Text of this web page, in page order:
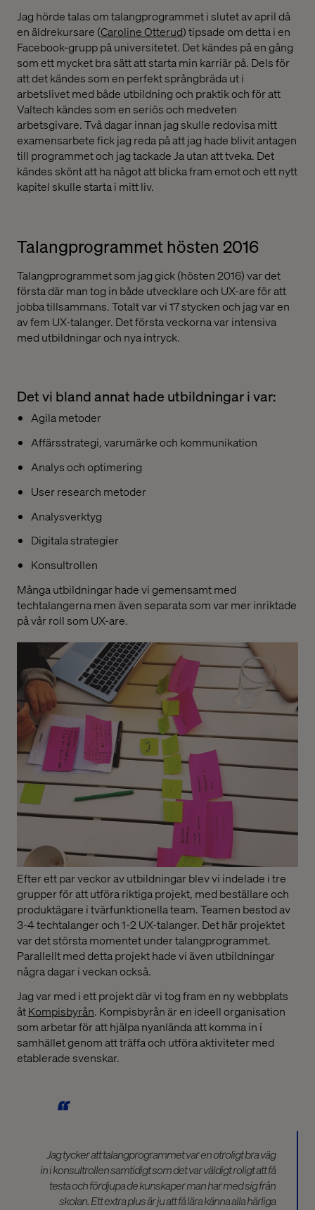
Jag hörde talas om talangprogrammet i slutet av april då
en äldrekursare (Caroline Otterud) tipsade om detta i en
Facebook-grupp på universitetet. Det kändes på en gång
som ett mycket bra sätt att starta min karriär på. Dels för
att det kändes som en perfekt språngbräda ut i
arbetslivet med både utbildning och praktik och för att
Valtech kändes som en seriös och medveten
arbetsgivare. Två dagar innan jag skulle redovisa mitt
examensarbete fick jag reda på att jag hade blivit antagen
till programmet och jag tackade Ja utan att tveka. Det
kändes skönt att ha något att blicka fram emot och ett nytt
kapitel skulle starta i mitt liv.
Talangprogrammet hösten 2016
Talangprogrammet som jag gick (hösten 2016) var det
första där man tog in både utvecklare och UX-are för att
jobba tillsammans. Totalt var vi 17 stycken och jag var en
av fem UX-talanger. Det första veckorna var intensiva
med utbildningar och nya intryck.
Det vi bland annat hade utbildningar i var:
Agila metoder
Affärsstrategi, varumärke och kommunikation
Analys och optimering
User research metoder
Analysverktyg
Digitala strategier
Konsultrollen
Många utbildningar hade vi gemensamt med
techtalangerna men även separata som var mer inriktade
på vår roll som UX-are.
Efter ett par veckor av utbildningar blev vi indelade i tre
grupper för att utföra riktiga projekt, med beställare och
produktägare i tvärfunktionella team. Teamen bestod av
3-4 techtalanger och 1-2 UX-talanger. Det här projektet
var det största momentet under talangprogrammet.
Parallellt med detta projekt hade vi även utbildningar
några dagar i veckan också.
Jag var med i ett projekt där vi tog fram en ny webbplats
åtKompisbyrån. Kompisbyrån är en ideell organisation
som arbetar för att hjälpa nyanlända att komma in i
samhället genom att träffa och utföra aktiviteter med
etablerade svenskar.
Jag tycker att talangprogrammet var en otroligt bra väg
in i konsultrollen samtidigt som det var väldigt roligt att få
testa och fördjupa de kunskaper man har med sig från
skolan. Ett extra plus är ju att få lära känna alla härliga